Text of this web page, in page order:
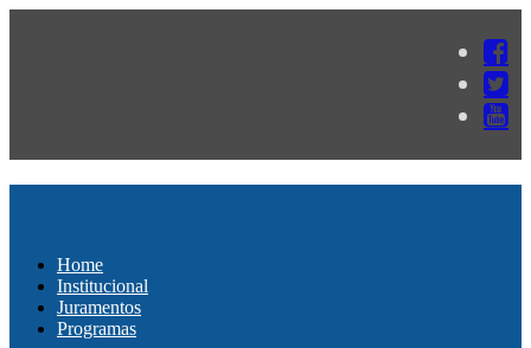
Home
Institucional
Juramentos
Programas